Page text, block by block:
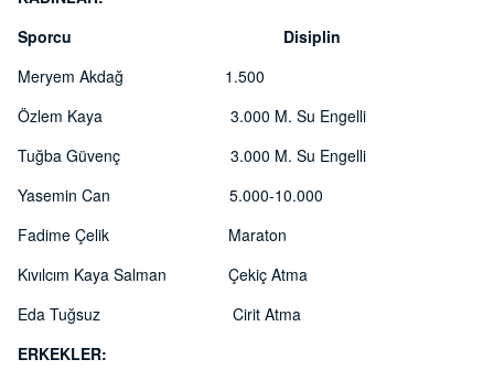
Sporcu Disiplin
Meryem Akdağ 1.500
Özlem Kaya 3.000 M. Su Engelli
Tuğba Güvenç 3.000 M. Su Engelli
Yasemin Can 5.000-10.000
Fadime Çelik Maraton
Kıvılcım Kaya Salman Çekiç Atma
Eda Tuğsuz Cirit Atma
ERKEKLER: